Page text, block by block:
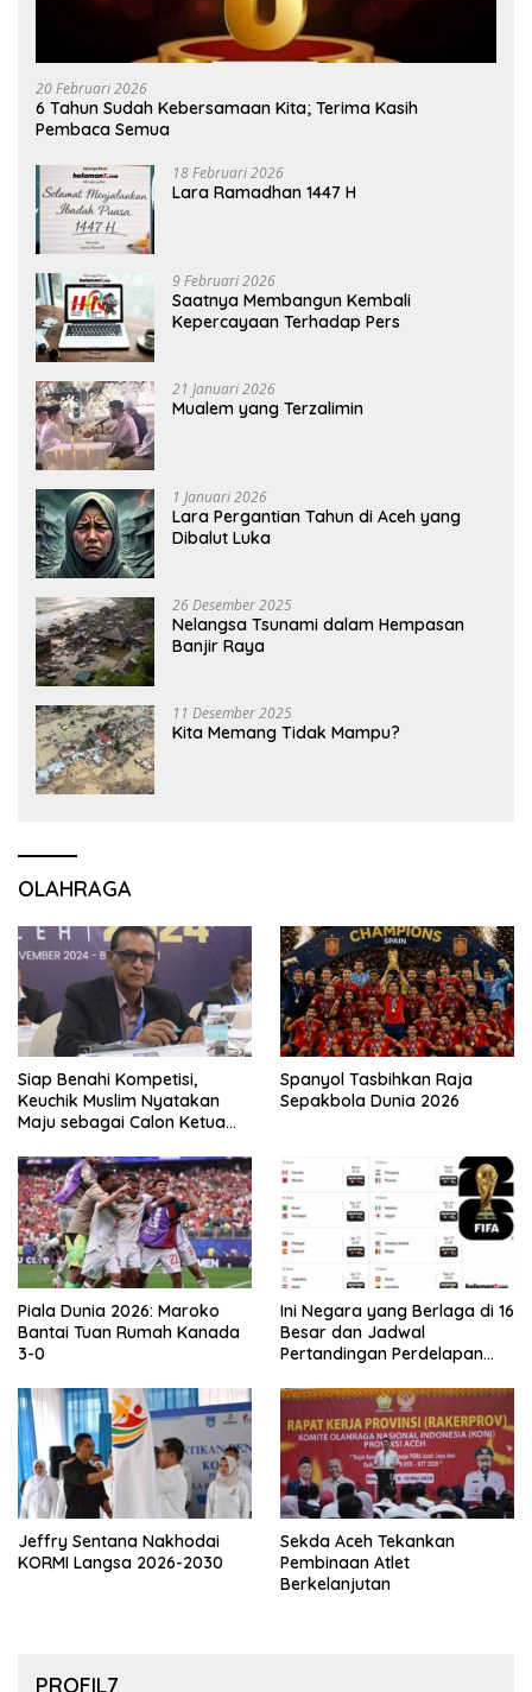
20 Februari 2026
6 Tahun Sudah Kebersamaan Kita; Terima Kasih
Pembaca Semua
18 Februari 2026
Lara Ramadhan 1447 H
9 Februari 2026
Saatnya Membangun Kembali
Kepercayaan Terhadap Pers
21 Januari 2026
Mualem yang Terzalimin
1 Januari 2026
Lara Pergantian Tahun di Aceh yang
Dibalut Luka
26 Desember 2025
Nelangsa Tsunami dalam Hempasan
Banjir Raya
11 Desember 2025
Kita Memang Tidak Mampu?
OLAHRAGA
Siap Benahi Kompetisi,
Keuchik Muslim Nyatakan
Maju sebagai Calon Ketua
Spanyol Tasbihkan Raja
Sepakbola Dunia 2026
Piala Dunia 2026: Maroko
Bantai Tuan Rumah Kanada
3-0
Ini Negara yang Berlaga di 16
Besar dan Jadwal
Pertandingan Perdelapan
Jeffry Sentana Nakhodai
KORMI Langsa 2026-2030
Sekda Aceh Tekankan
Pembinaan Atlet
Berkelanjutan
PROFIL7